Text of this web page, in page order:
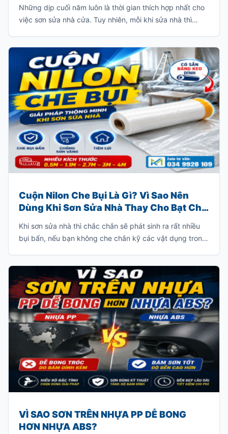
Những dịp cuối năm luôn là thời gian thích hợp nhất cho
việc sơn sửa nhà cửa. Tuy nhiên, mỗi khi sửa nhà thì
v.v…
Cuộn Nilon Che Bụi Là Gì? Vì Sao Nên
Dùng Khi Sơn Sửa Nhà Thay Cho Bạt Che
Truyền Thống?
Khi sơn sửa nhà thì chắc chắn sẽ phát sinh ra rất nhiều
bụi bẩn, nếu bạn không che chắn kỹ các vật dụng trong
VÌ SAO SƠN TRÊN NHỰA PP DỄ BONG
HƠN NHỰA ABS?